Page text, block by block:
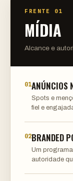
FRENTE 01
MÍDIA
Alcance e
01ANÚNCIOS
Spots e
fiel e
02BRANDED
Um
autoridade